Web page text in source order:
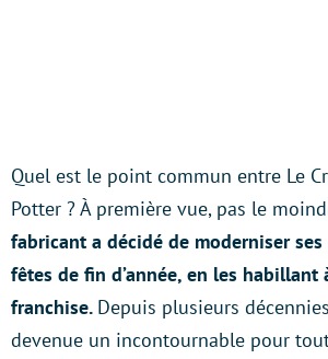
Quel est le point commun entre Le
Potter ? À première vue, pas le
fabricant a décidé de moderniser
fêtes de fin d’année, en les habillant
franchise. Depuis plusieurs
devenue un incontournable pour